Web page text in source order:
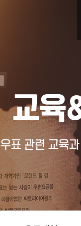
교육
우표 관련 교육